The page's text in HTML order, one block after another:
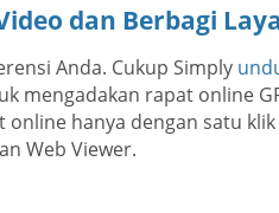
dan Berbagi
Anda. Cukup Simply
mengadakan rapat online
hanya dengan satu
Web Viewer.